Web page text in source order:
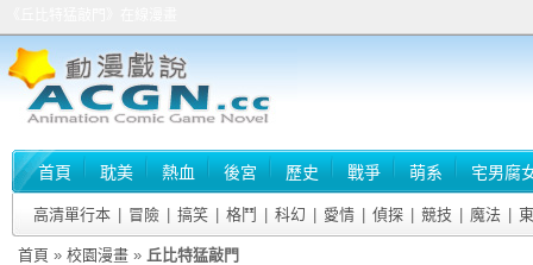
首頁 耽美 熱血 後宮 歷史 戰爭 萌系 宅男腐
高清單行本 冒險 搞笑 格鬥 科幻 愛情 偵探 競技 魔法
首頁 » 校園漫畫 » 丘比特猛敲門